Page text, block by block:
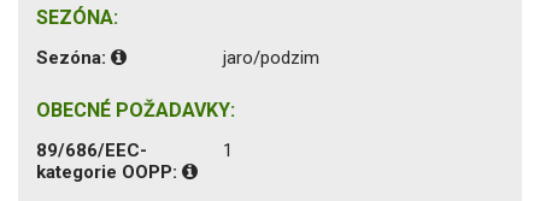
SEZÓNA:
Sezóna: jaro/podzim
OBECNÉ POŽADAVKY:
89/686/EEC-
kategorie OOPP:
1